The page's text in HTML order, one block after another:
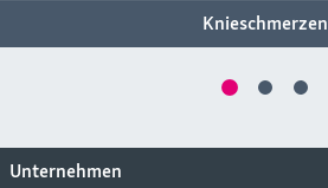
Knieschmerzen
Unternehmen